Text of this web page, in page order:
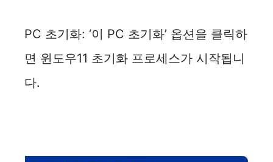
PC 초기화: ‘이 PC 초기화’ 옵션을 클릭하
면 윈도우11 초기화 프로세스가 시작됩니
다.